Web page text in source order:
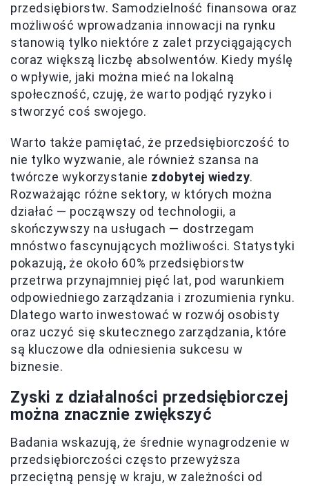
przedsiębiorstw. Samodzielność finansowa oraz
możliwość wprowadzania innowacji na rynku
stanowią tylko niektóre z zalet przyciągających
coraz większą liczbę absolwentów. Kiedy myślę
o wpływie, jaki można mieć na lokalną
społeczność, czuję, że warto podjąć ryzyko i
stworzyć coś swojego.
Warto także pamiętać, że przedsiębiorczość to
nie tylko wyzwanie, ale również szansa na
twórcze wykorzystanie zdobytej wiedzy.
Rozważając różne sektory, w których można
działać — począwszy od technologii, a
skończywszy na usługach — dostrzegam
mnóstwo fascynujących możliwości. Statystyki
pokazują, że około 60% przedsiębiorstw
przetrwa przynajmniej pięć lat, pod warunkiem
odpowiedniego zarządzania i zrozumienia rynku.
Dlatego warto inwestować w rozwój osobisty
oraz uczyć się skutecznego zarządzania, które
są kluczowe dla odniesienia sukcesu w
biznesie.
Zyski z działalności przedsiębiorczej
można znacznie zwiększyć
Badania wskazują, że średnie wynagrodzenie w
przedsiębiorczości często przewyższa
przeciętną pensję w kraju, w zależności od